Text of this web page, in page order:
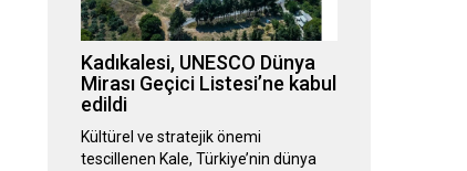
Kadıkalesi, UNESCO Dünya
Mirası Geçici Listesi’ne kabul
edildi
Kültürel ve stratejik önemi
tescillenen Kale, Türkiye’nin dünya